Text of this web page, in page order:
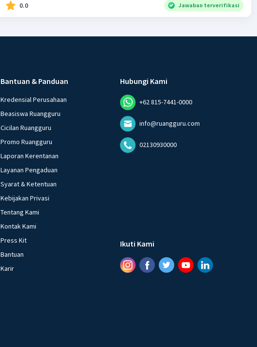
0.0 Jawaban terverifikasi
Bantuan & Panduan
Kredensial Perusahaan
Beasiswa Ruangguru
Cicilan Ruangguru
Promo Ruangguru
Laporan Kerentanan
Layanan Pengaduan
Syarat & Ketentuan
Kebijakan Privasi
Tentang Kami
Kontak Kami
Press Kit
Bantuan
Karir
Hubungi Kami
+62 815-7441-0000
info@ruangguru.com
02130930000
Ikuti Kami